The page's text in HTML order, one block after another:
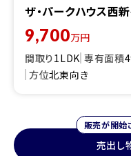
ザ・パークハウス西
9,700万円
間取り1LDK 専有面積
方位北東向き
販売が開始
売出し